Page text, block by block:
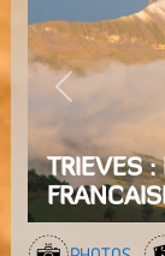
Previous
TRIEVES :